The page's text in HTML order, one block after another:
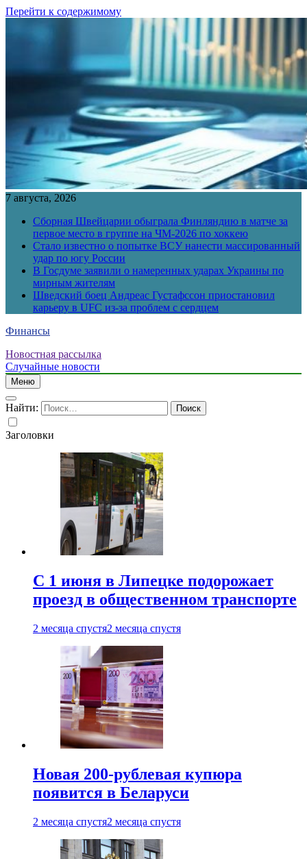
Перейти к содержимому
7 августа, 2026
Сборная Швейцарии обыграла Финляндию в матче за
первое место в группе на ЧМ-2026 по хоккею
Стало известно о попытке ВСУ нанести массированный
удар по югу России
В Госдуме заявили о намеренных ударах Украины по
мирным жителям
Шведский боец Андреас Густафссон приостановил
карьеру в UFC из-за проблем с сердцем
Финансы
Новостная рассылка
Случайные новости
Меню
Найти:
Заголовки
С 1 июня в Липецке подорожает
проезд в общественном транспорте
2 месяца спустя2 месяца спустя
Новая 200-рублевая купюра
появится в Беларуси
2 месяца спустя2 месяца спустя